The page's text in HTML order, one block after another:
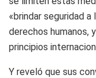
«brindar seguridad
derechos humanos,
principios
Y reveló que sus